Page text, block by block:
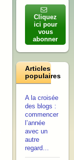
Cliquez
ici pour
vous
abonner
Articles
populaires
A la croisée
des blogs :
commencer
l’année
avec un
autre
regard…